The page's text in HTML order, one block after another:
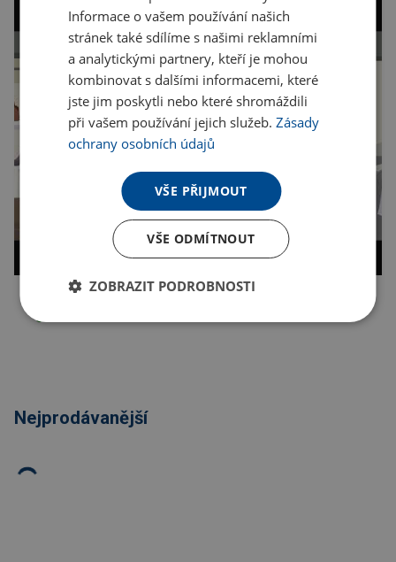
Nejprodávanější
Informace o vašem používání našich
stránek také sdílíme s našimi reklamními
a analytickými partnery, kteří je mohou
kombinovat s dalšími informacemi, které
jste jim poskytli nebo které shromáždili
při vašem používání jejich služeb.Zásady
ochrany osobních údajů
VŠE PŘIJMOUT
VŠE ODMÍTNOUT
ZOBRAZIT PODROBNOSTI